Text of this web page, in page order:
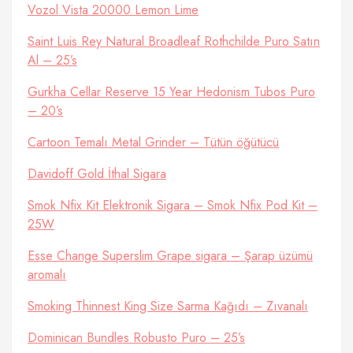
Vozol Vista 20000 Lemon Lime
Saint Luis Rey Natural Broadleaf Rothchilde Puro Satın
Al – 25’s
Gurkha Cellar Reserve 15 Year Hedonism Tubos Puro
– 20’s
Cartoon Temalı Metal Grinder – Tütün öğütücü
Davidoff Gold İthal Sigara
Smok Nfix Kit Elektronik Sigara – Smok Nfix Pod Kit –
25W
Esse Change Superslim Grape sigara – Şarap üzümü
aromalı
Smoking Thinnest King Size Sarma Kağıdı – Zıvanalı
Dominican Bundles Robusto Puro – 25’s